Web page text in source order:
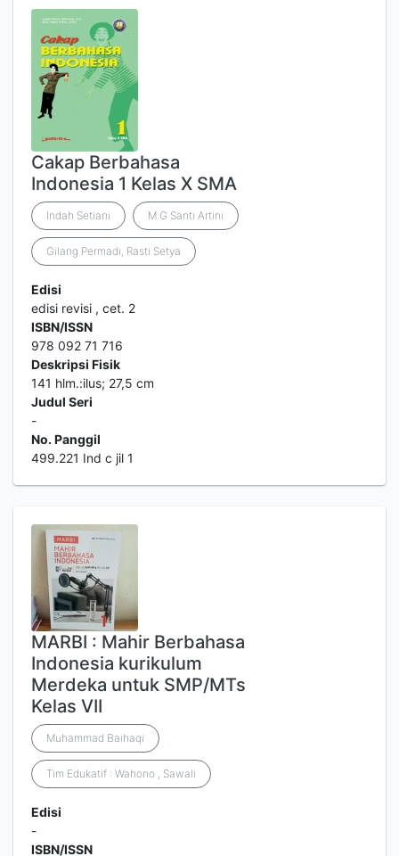
Cakap Berbahasa
Indonesia 1 Kelas X SMA
Indah Setiani M.G Santi Artini
Gilang Permadi, Rasti Setya
Edisi
edisi revisi , cet. 2
ISBN/ISSN
978 092 71 716
Deskripsi Fisik
141 hlm.:ilus; 27,5 cm
Judul Seri
-
No. Panggil
499.221 Ind c jil 1
MARBI : Mahir Berbahasa
Indonesia kurikulum
Merdeka untuk SMP/MTs
Kelas VII
Muhammad Baihaqi
Tim Edukatif : Wahono , Sawali
Edisi
-
ISBN/ISSN